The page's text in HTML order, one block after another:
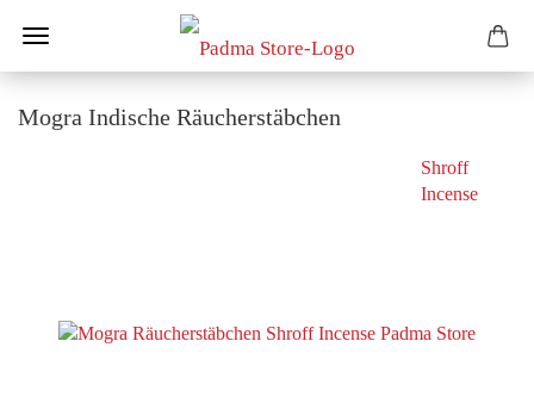
Mogra Indische Räucherstäbchen
Shroff
Incense